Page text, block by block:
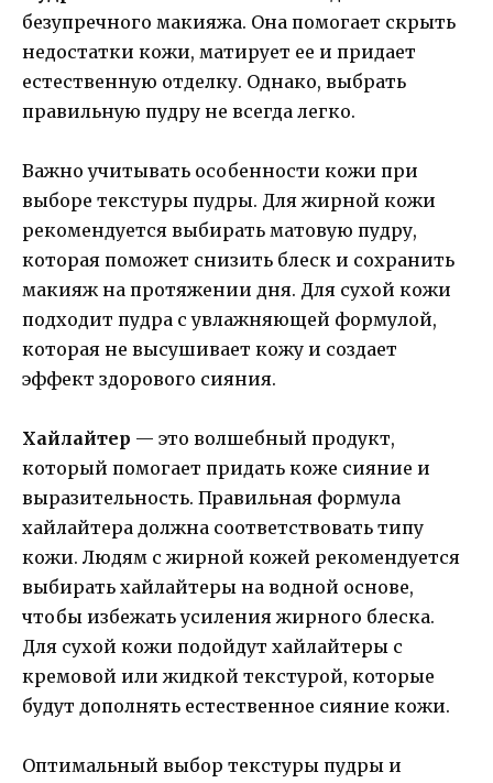
безупречного макияжа. Она помогает скрыть
недостатки кожи, матирует ее и придает
естественную отделку. Однако, выбрать
правильную пудру не всегда легко.
Важно учитывать особенности кожи при
выборе текстуры пудры. Для жирной кожи
рекомендуется выбирать матовую пудру,
которая поможет снизить блеск и сохранить
макияж на протяжении дня. Для сухой кожи
подходит пудра с увлажняющей формулой,
которая не высушивает кожу и создает
эффект здорового сияния.
Хайлайтер — это волшебный продукт,
который помогает придать коже сияние и
выразительность. Правильная формула
хайлайтера должна соответствовать типу
кожи. Людям с жирной кожей рекомендуется
выбирать хайлайтеры на водной основе,
чтобы избежать усиления жирного блеска.
Для сухой кожи подойдут хайлайтеры с
кремовой или жидкой текстурой, которые
будут дополнять естественное сияние кожи.
Оптимальный выбор текстуры пудры и